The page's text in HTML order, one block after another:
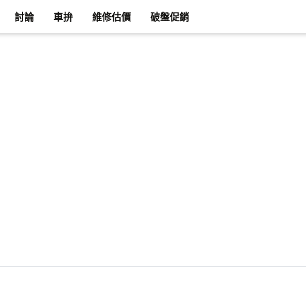
討論 車拚 維修估價 破盤促銷